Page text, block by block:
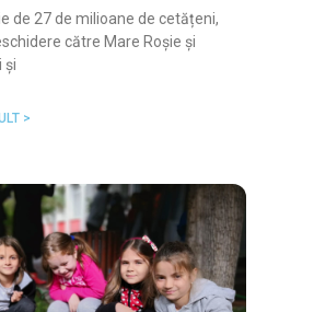
de 27 de milioane de cetățeni,
către Mare Roșie și
și
>